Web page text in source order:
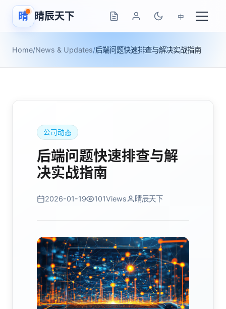
晴 晴辰天下 中
Home/News & Updates/后端问题快速排查与解决实战指南
公司动态
后端问题快速排查与解
决实战指南
2026-01-19 101Views 晴辰天下